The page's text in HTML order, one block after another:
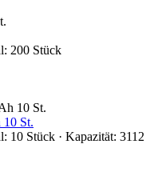
200 Stück
St.
10 Stück · Kapazität: 3112